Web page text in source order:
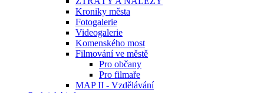
Kroniky města
Fotogalerie
Videogalerie
Komenského most
Filmování ve městě
Pro občany
Pro filmaře
MAP II - Vzdělávání